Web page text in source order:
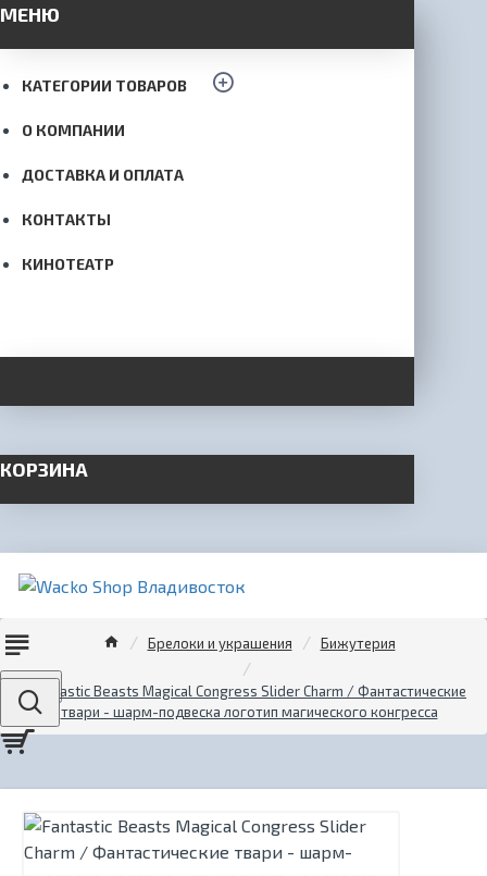
МЕНЮ
КАТЕГОРИИ ТОВАРОВ
О КОМПАНИИ
ДОСТАВКА И ОПЛАТА
КОНТАКТЫ
КИНОТЕАТР
КОРЗИНА
Menu
Брелоки и украшения Бижутерия
Fantastic Beasts Magical Congress Slider Charm / Фантастические
твари - шарм-подвеска логотип магического конгресса